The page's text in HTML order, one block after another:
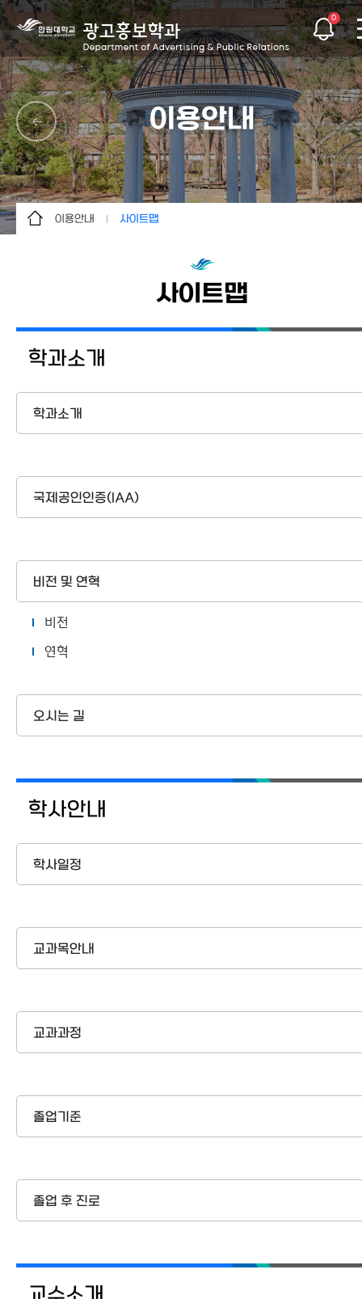
0
이용안내
이용안내
학과활동
커뮤니티
사이트맵
사이트맵
학과소개
학과소개
국제공인인증(IAA)
비전 및 연혁
비전
연혁
오시는 길
학사안내
학사일정
교과목안내
교과과정
졸업기준
졸업 후 진로